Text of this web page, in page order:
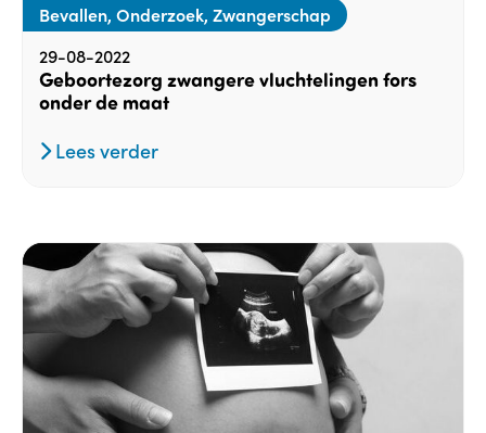
Bevallen, Onderzoek, Zwangerschap
29-08-2022
Geboortezorg zwangere vluchtelingen fors
onder de maat
Lees verder